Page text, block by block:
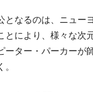
となるのは、ニュー
により、様々な次
ター・パーカーが